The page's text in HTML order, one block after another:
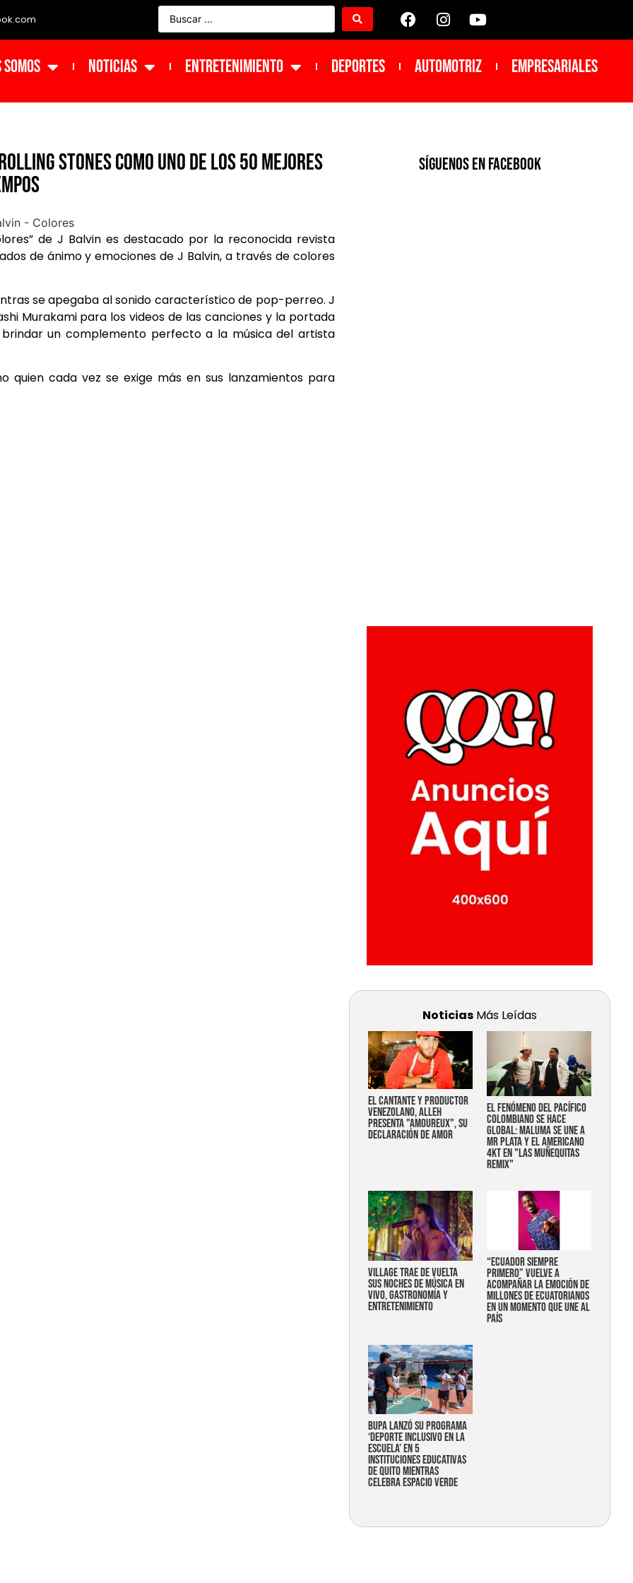
NOTICIAS ENTRETENIMIENTO DEPORTES Automotriz Empresariales
Stones como uno de los 50 mejores
de J Balvin es destacado por la reconocida revista
de ánimo y emociones de J Balvin, a través de colores
se apegaba al sonido característico de pop-perreo. J
Murakami para los videos de las canciones y la portada
un complemento perfecto a la música del artista
quien cada vez se exige más en sus lanzamientos para
SíGUENOS EN FACEBOOK
Noticias Más Leídas
EL CANTANTE Y PRODUCTOR
VENEZOLANO, ALLEH
PRESENTA "AMOUREUX", SU
DECLARACIÓN DE AMOR
EL FENÓMENO DEL PACÍFICO
COLOMBIANO SE HACE
GLOBAL: MALUMA SE UNE A
MR PLATA Y EL AMERICANO
4KT EN "LAS MUÑEQUITAS
REMIX"
Village trae de vuelta
sus noches de música en
vivo, gastronomía y
entretenimiento
“Ecuador siempre
primero” vuelve a
acompañar la emoción de
millones de ecuatorianos
en un momento que une al
país
Bupa lanzó su programa
‘Deporte Inclusivo en la
Escuela’ en 5
instituciones educativas
de Quito mientras
celebra espacio verde